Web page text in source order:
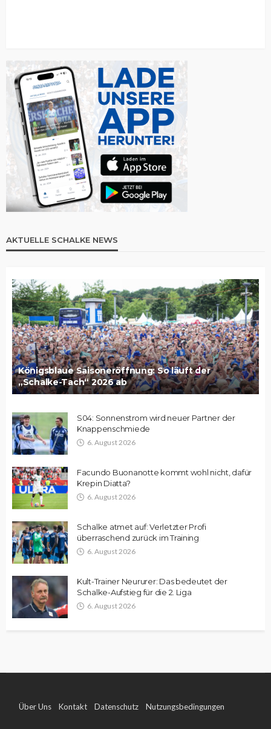
AKTUELLE SCHALKE NEWS
Königsblaue Saisoneröffnung: So läuft der
„Schalke-Tach“ 2026 ab
S04: Sonnenstrom wird neuer Partner der
Knappenschmiede
6. August 2026
Facundo Buonanotte kommt wohl nicht, dafür
Krepin Diatta?
6. August 2026
Schalke atmet auf: Verletzter Profi
überraschend zurück im Training
6. August 2026
Kult-Trainer Neururer: Das bedeutet der
Schalke-Aufstieg für die 2. Liga
6. August 2026
Über Uns Kontakt Datenschutz Nutzungsbedingungen